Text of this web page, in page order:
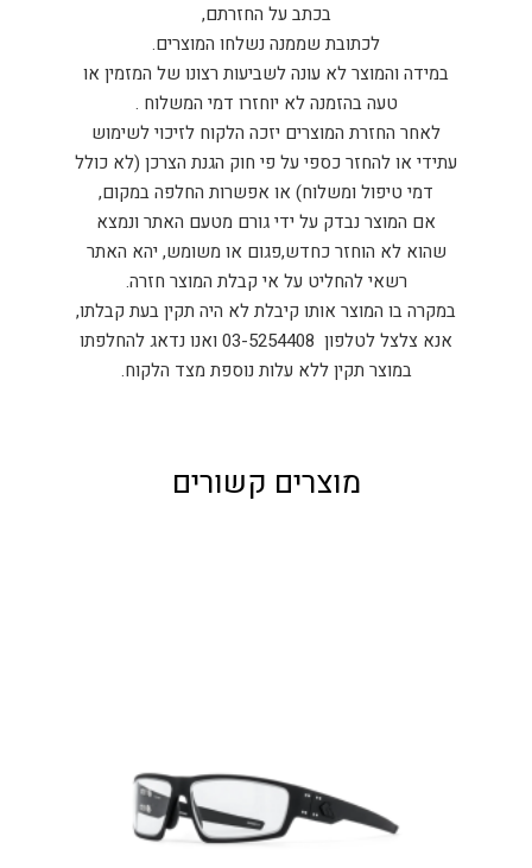
בכתב על החזרתם,
לכתובת שממנה נשלחו המוצרים.
במידה והמוצר לא עונה לשביעות רצונו של המזמין או
טעה בהזמנה לא יוחזרו דמי המשלוח .
לאחר החזרת המוצרים יזכה הלקוח לזיכוי לשימוש
עתידי או להחזר כספי על פי חוק הגנת הצרכן (לא כולל
דמי טיפול ומשלוח) או אפשרות החלפה במקום,
אם המוצר נבדק על ידי גורם מטעם האתר ונמצא
שהוא לא הוחזר כחדש,פגום או משומש, יהא האתר
רשאי להחליט על אי קבלת המוצר חזרה.
במקרה בו המוצר אותו קיבלת לא היה תקין בעת קבלתו,
אנא צלצל לטלפון 03-5254408 ואנו נדאג להחלפתו
במוצר תקין ללא עלות נוספת מצד הלקוח.
מוצרים קשורים